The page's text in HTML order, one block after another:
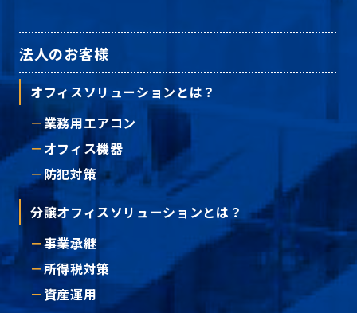
法人のお客様
オフィスソリューションとは？
業務用エアコン
オフィス機器
防犯対策
分譲オフィスソリューションとは？
事業承継
所得税対策
資産運用